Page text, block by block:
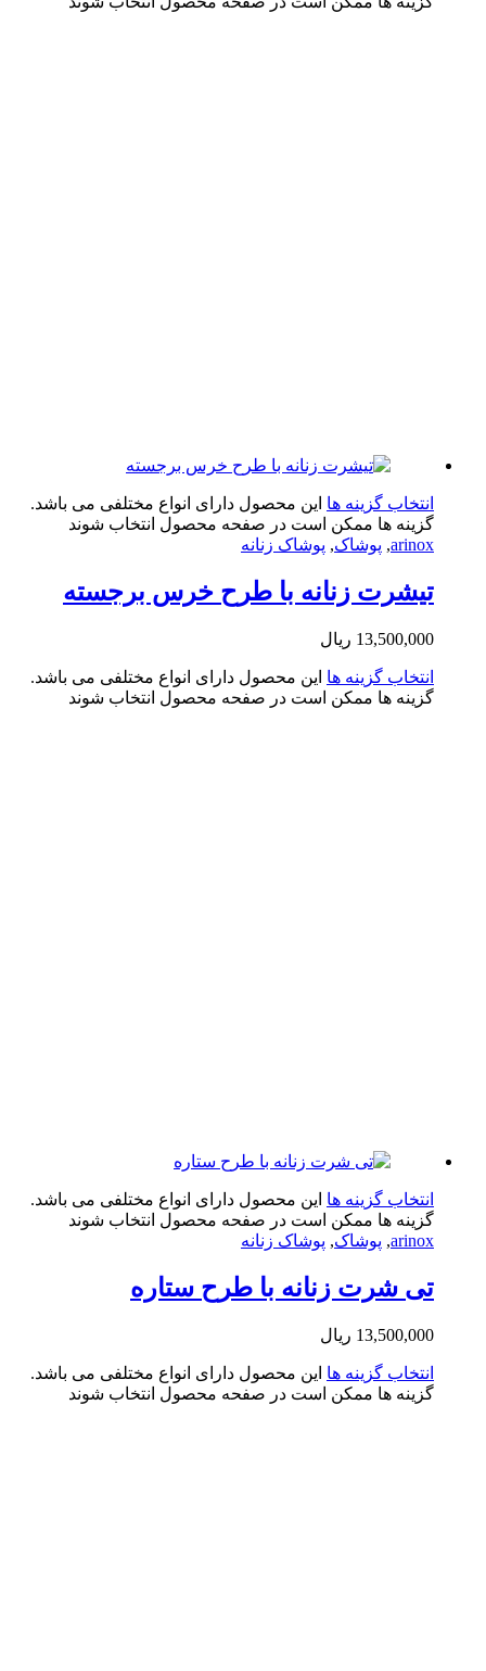
گزینه ها این محصول دارای انواع مختلفی می باشد.
ها ممکن است در صفحه محصول انتخاب شوند
پوشاک,پوشاک زنانه
زنانه با طرح خرس برجسته
ریال
گزینه ها این محصول دارای انواع مختلفی می باشد.
ها ممکن است در صفحه محصول انتخاب شوند
گزینه ها این محصول دارای انواع مختلفی می باشد.
ها ممکن است در صفحه محصول انتخاب شوند
پوشاک,پوشاک زنانه
شرت زنانه با طرح ستاره
ریال
گزینه ها این محصول دارای انواع مختلفی می باشد.
ها ممکن است در صفحه محصول انتخاب شوند